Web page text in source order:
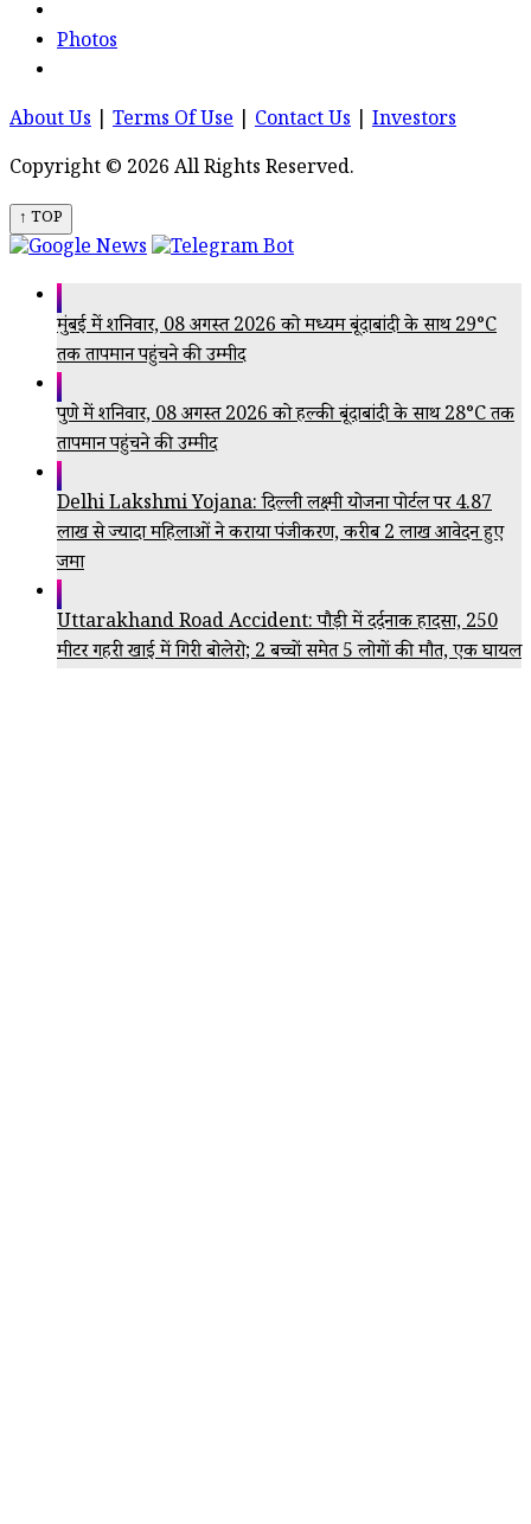
Photos
About Us Terms Of Use Contact Us
Investors
Copyright © 2026 All Rights Reserved.
↑ TOP
मुंबई में शनिवार, 08 अगस्त 2026 को मध्यम बूंदाबांदी के साथ 29°C
तक तापमान पहुंचने की उम्मीद
पुणे में शनिवार, 08 अगस्त 2026 को हल्की बूंदाबांदी के साथ 28°C तक
तापमान पहुंचने की उम्मीद
Delhi Lakshmi Yojana: दिल्ली लक्ष्मी योजना पोर्टल पर 4.87
लाख से ज्यादा महिलाओं ने कराया पंजीकरण, करीब 2 लाख आवेदन हुए
जमा
Uttarakhand Road Accident: पौड़ी में दर्दनाक हादसा, 250
मीटर गहरी खाई में गिरी बोलेरो; 2 बच्चों समेत 5 लोगों की मौत, एक घायल